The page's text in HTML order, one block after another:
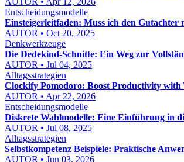
Entscheidungsmodelle
Einsteigerleitfaden: Muss ich den Gutachter
AUTOR • Oct 20, 2025
Denkwerkzeuge
Die Dedekind-Schnitte: Ein Weg zur
AUTOR • Jul 04, 2025
Alltagsstrategien
Clockify Pomodoro: Boost Productivity with
AUTOR • Apr 22, 2026
Entscheidungsmodelle
Diskrete Wahlmodelle: Eine Einführung in
AUTOR • Jul 08, 2025
Alltagsstrategien
Selbstkompetenz Beispiele: Praktische
AUTOR • Jun 03, 2026